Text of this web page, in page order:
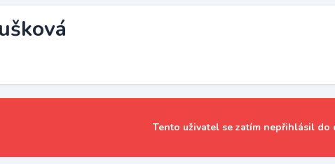
Tento uživatel se zatím nepřihlásil do